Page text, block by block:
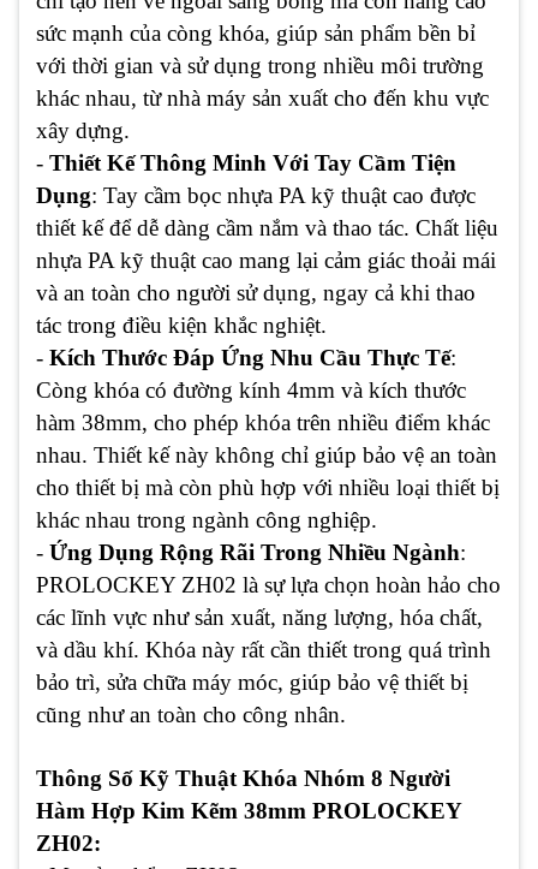
sức mạnh của còng khóa, giúp sản phẩm bền bỉ
với thời gian và sử dụng trong nhiều môi trường
khác nhau, từ nhà máy sản xuất cho đến khu vực
xây dựng.
- Thiết Kế Thông Minh Với Tay Cầm Tiện
Dụng: Tay cầm bọc nhựa PA kỹ thuật cao được
thiết kế để dễ dàng cầm nắm và thao tác. Chất liệu
nhựa PA kỹ thuật cao mang lại cảm giác thoải mái
và an toàn cho người sử dụng, ngay cả khi thao
tác trong điều kiện khắc nghiệt.
- Kích Thước Đáp Ứng Nhu Cầu Thực Tế:
Còng khóa có đường kính 4mm và kích thước
hàm 38mm, cho phép khóa trên nhiều điểm khác
nhau. Thiết kế này không chỉ giúp bảo vệ an toàn
cho thiết bị mà còn phù hợp với nhiều loại thiết bị
khác nhau trong ngành công nghiệp.
- Ứng Dụng Rộng Rãi Trong Nhiều Ngành:
PROLOCKEY ZH02 là sự lựa chọn hoàn hảo cho
các lĩnh vực như sản xuất, năng lượng, hóa chất,
và dầu khí. Khóa này rất cần thiết trong quá trình
bảo trì, sửa chữa máy móc, giúp bảo vệ thiết bị
cũng như an toàn cho công nhân.
Thông Số Kỹ Thuật Khóa Nhóm 8 Người
Hàm Hợp Kim Kẽm 38mm PROLOCKEY
ZH02: